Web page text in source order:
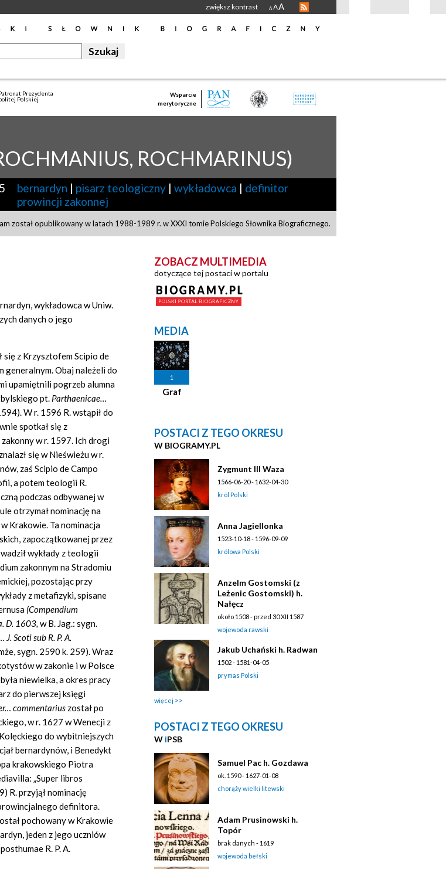
zwiększ kontrast A AA
Prezydenta
Polskiej
Wsparcie
merytoryczne
ROCHMARINUS)
bernardyn | pisarz teologiczny | wykładowca | definitor
prowincji zakonnej
został opublikowany w latach 1988-1989 r. w XXXI tomie Polskiego Słownika Biograficznego.
wykładowca w Uniw.
danych o jego
się z Krzysztofem Scipio de
generalnym. Obaj należeli do
upamiętnili pogrzeb alumna
pt. Parthaenicae…
W r. 1596 R. wstąpił do
spotkał się z
w r. 1597. Ich drogi
się w Nieświeżu w r.
zaś Scipio de Campo
a potem teologii R.
podczas odbywanej w
otrzymał nominację na
Krakowie. Ta nominacja
zapoczątkowanej przez
wykłady z teologii
zakonnym na Stradomiu
pozostając przy
z metafizyki, spisane
(Compendium
D. 1603, w B. Jag.: sygn.
J. Scoti sub R. P. A.
sygn. 2590 k. 259). Wraz
w zakonie i w Polsce
niewielka, a okres pracy
do pierwszej księgi
commentarius został po
w r. 1627 w Wenecji z
do wybitniejszych
bernardynów, i Benedykt
krakowskiego Piotra
„Super libros
R. przyjął nominację
definitora.
pochowany w Krakowie
jeden z jego uczniów
R. P. A.
ZOBACZ MULTIMEDIA
dotyczące tej postaci w portalu
MEDIA
1
Graf
POSTACI Z TEGO OKRESU
W BIOGRAMY.PL
Zygmunt III Waza
1566-06-20 - 1632-04-30
król Polski
Anna Jagiellonka
1523-10-18 - 1596-09-09
królowa Polski
Anzelm Gostomski (z
Leżenic Gostomski) h.
Nałęcz
około 1508 - przed 30 XII 1587
wojewoda rawski
Jakub Uchański h. Radwan
1502 - 1581-04-05
prymas Polski
więcej
POSTACI Z TEGO OKRESU
W iPSB
Samuel Pac h. Gozdawa
ok. 1590 - 1627-01-08
chorąży wielki litewski
Adam Prusinowski h.
Topór
brak danych - 1619
wojewoda bełski